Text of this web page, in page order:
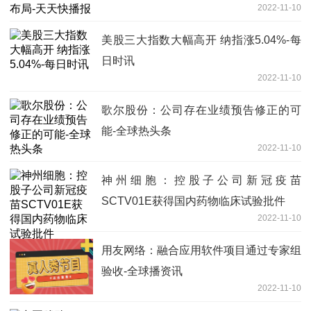
2022-11-10
美股三大指数大幅高开 纳指涨5.04%-每
日时讯
2022-11-10
歌尔股份：公司存在业绩预告修正的可
能-全球热头条
2022-11-10
神州细胞：控股子公司新冠疫苗
SCTV01E获得国内药物临床试验批件
2022-11-10
用友网络：融合应用软件项目通过专家组
验收-全球播资讯
2022-11-10